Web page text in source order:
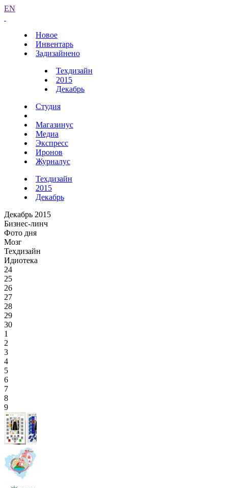
EN
Новое
Инвентарь
Задизайнено
Техдизайн
2015
Декабрь
Студия
Магазинус
Медиа
Экспресс
Иронов
Журналус
Техдизайн
2015
Декабрь
Декабрь 2015
Бизнес-линч
Фото дня
Мозг
Техдизайн
Идиотека
24
25
26
27
28
29
30
1
2
3
4
5
6
7
8
9